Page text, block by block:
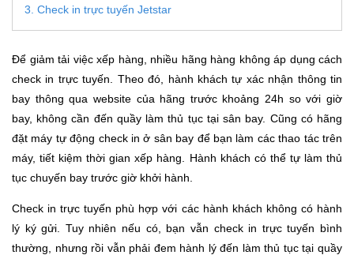
3. Check in trực tuyến Jetstar
Để giảm tải việc xếp hàng, nhiều hãng hàng không áp dụng cách
check in trực tuyến. Theo đó, hành khách tự xác nhận thông tin
bay thông qua website của hãng trước khoảng 24h so với giờ
bay, không cần đến quầy làm thủ tục tại sân bay. Cũng có hãng
đặt máy tự động check in ở sân bay để bạn làm các thao tác trên
máy, tiết kiệm thời gian xếp hàng. Hành khách có thể tự làm thủ
tục chuyến bay trước giờ khởi hành.
Check in trực tuyến phù hợp với các hành khách không có hành
lý ký gửi. Tuy nhiên nếu có, bạn vẫn check in trực tuyến bình
thường, nhưng rồi vẫn phải đem hành lý đến làm thủ tục tại quầy